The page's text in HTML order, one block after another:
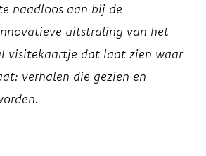
naadloos aan bij de
uitstraling van het
visitekaartje dat laat zien waar
verhalen die gezien en